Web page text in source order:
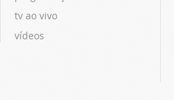
tv ao vivo
vídeos